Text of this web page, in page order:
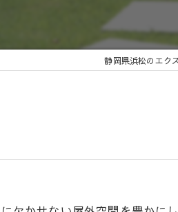
静岡県浜松のエク